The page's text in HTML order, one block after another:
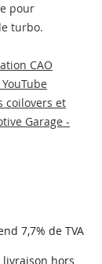
pour
turbo.
CAO
coilovers et
Garage -
7,7% de TVA
hors